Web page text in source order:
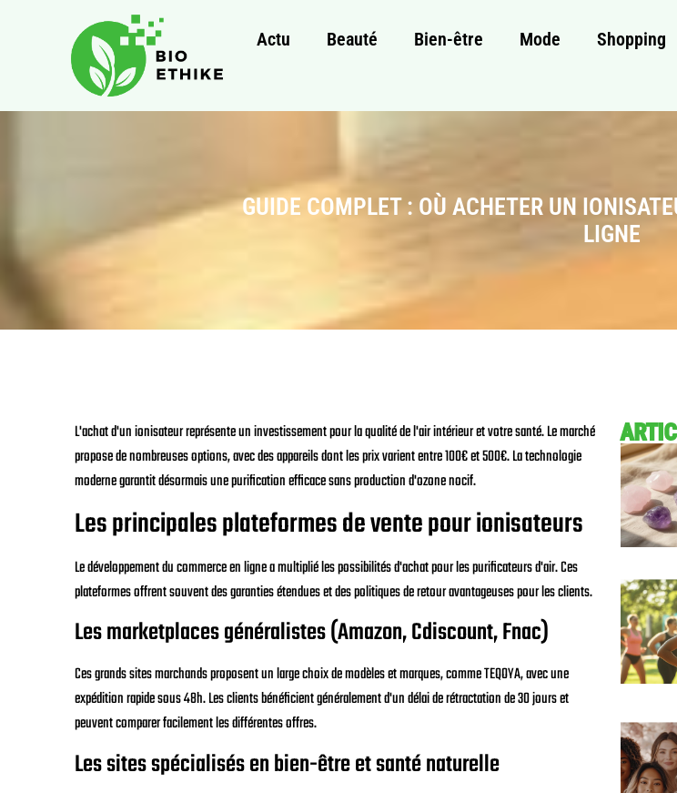
Actu Beauté Bien-être Mode Shopping
GUIDE COMPLET : OÙ ACHETER UN
LIGNE
L'achat d'un ionisateur représente un investissement pour la qualité de l'air intérieur et votre santé. Le marché
propose de nombreuses options, avec des appareils dont les prix varient entre 100€ et 500€. La technologie
moderne garantit désormais une purification efficace sans production d'ozone nocif.
Les principales plateformes de vente pour ionisateurs
Le développement du commerce en ligne a multiplié les possibilités d'achat pour les purificateurs d'air. Ces
plateformes offrent souvent des garanties étendues et des politiques de retour avantageuses pour les clients.
Les marketplaces généralistes (Amazon, Cdiscount, Fnac)
Ces grands sites marchands proposent un large choix de modèles et marques, comme TEQOYA, avec une
expédition rapide sous 48h. Les clients bénéficient généralement d'un délai de rétractation de 30 jours et
peuvent comparer facilement les différentes offres.
Les sites spécialisés en bien-être et santé naturelle